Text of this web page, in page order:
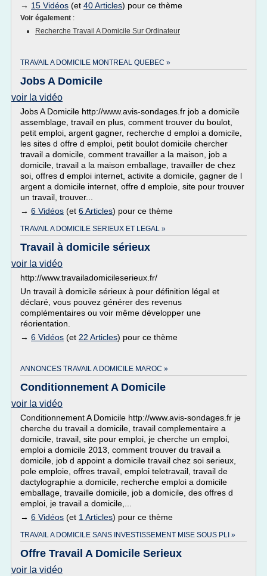
→ 15 Vidéos (et 40 Articles) pour ce thème
Voir également :
Recherche Travail A Domicile Sur Ordinateur
TRAVAIL A DOMICILE MONTREAL QUEBEC »
Jobs A Domicile
voir la vidéo
Jobs A Domicile http://www.avis-sondages.fr job a domicile
assemblage, travail en plus, comment trouver du boulot,
petit emploi, argent gagner, recherche d emploi a domicile,
les sites d offre d emploi, petit boulot domicile chercher
travail a domicile, comment travailler a la maison, job a
domicile, travail a la maison emballage, travailler de chez
soi, offres d emploi internet, activite a domicile, gagner de l
argent a domicile internet, offre d emploie, site pour trouver
un travail, trouver...
→ 6 Vidéos (et 6 Articles) pour ce thème
TRAVAIL A DOMICILE SERIEUX ET LEGAL »
Travail à domicile sérieux
voir la vidéo
http://www.travailadomicileserieux.fr/
Un travail à domicile sérieux à pour définition légal et
déclaré, vous pouvez générer des revenus
complémentaires ou voir même développer une
réorientation.
→ 6 Vidéos (et 22 Articles) pour ce thème
ANNONCES TRAVAIL A DOMICILE MAROC »
Conditionnement A Domicile
voir la vidéo
Conditionnement A Domicile http://www.avis-sondages.fr je
cherche du travail a domicile, travail complementaire a
domicile, travail, site pour emploi, je cherche un emploi,
emploi a domicile 2013, comment trouver du travail a
domicile, job d appoint a domicile travail chez soi serieux,
pole emploie, offres travail, emploi teletravail, travail de
dactylographie a domicile, recherche emploi a domicile
emballage, travaille domicile, job a domicile, des offres d
emploi, je travail a domicile,...
→ 6 Vidéos (et 1 Articles) pour ce thème
TRAVAIL A DOMICILE SANS INVESTISSEMENT MISE SOUS PLI »
Offre Travail A Domicile Serieux
voir la vidéo